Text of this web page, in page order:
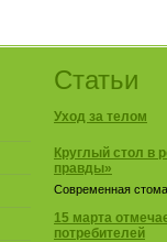
Статьи
Уход за телом
Круглый стол в
правды»
Современная
15 марта
потребителей